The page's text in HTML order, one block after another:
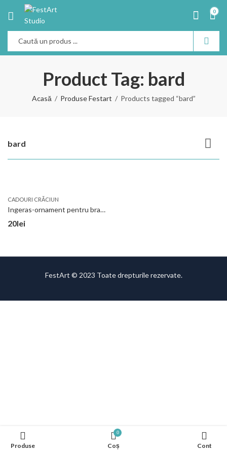
0
Product Tag: bard
Acasă Produse Festart Products tagged “bard”
bard
CADOURI CRĂCIUN
Ingeras-ornament pentru bradul de Craciun
20lei
FestArt © 2023 Toate drepturile rezervate.
Produse
0
Coș Cont